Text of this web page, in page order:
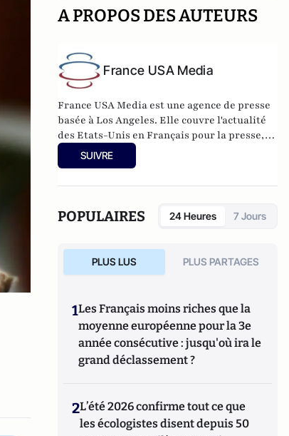
A PROPOS DES AUTEURS
France USA Media
France USA Media est une agence de presse
basée à Los Angeles. Elle couvre l'actualité
des Etats-Unis en Français pour la presse, la
télévision et l'internet, avec des
correspondants à New York, Washington,
SUIVRE
POPULAIRES 24 Heures 7 Jours
PLUS LUS PLUS PARTAGES
1Les Français moins riches que la
moyenne européenne pour la 3e
année consécutive : jusqu'où ira le
grand déclassement ?
2L’été 2026 confirme tout ce que
les écologistes disent depuis 50